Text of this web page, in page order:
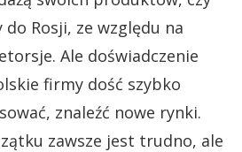
do Rosji, ze względu na
Ale doświadczenie
firmy dość szybko
znaleźć nowe rynki.
zawsze jest trudno, ale